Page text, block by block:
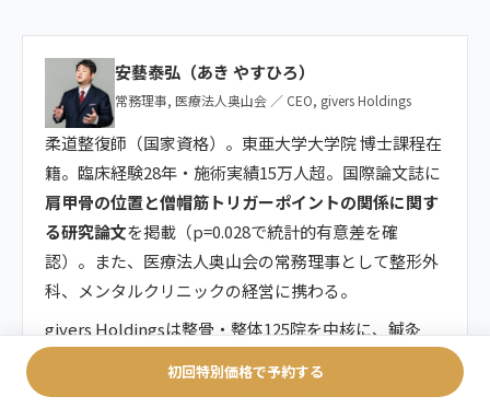
安藝泰弘（あき やすひろ）
常務理事, 医療法人奥山会 ／ CEO, givers Holdings
柔道整復師（国家資格）。東亜大学大学院 博士課程在
籍。臨床経験28年・施術実績15万人超。国際論文誌に
肩甲骨の位置と僧帽筋トリガーポイントの関係に関す
る研究論文を掲載（p=0.028で統計的有意差を確
認）。また、医療法人奥山会の常務理事として整形外
科、メンタルクリニックの経営に携わる。
givers Holdingsは整骨・整体125院を中核に、鍼灸
ラティス・巻き爪矯正など
初回特別価格で予約する